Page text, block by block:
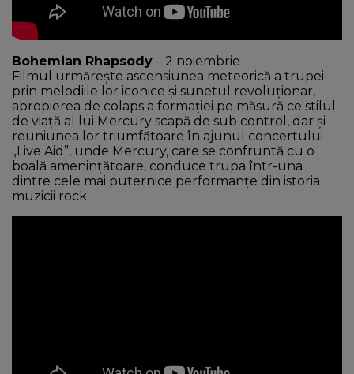
Bohemian Rhapsody – 2 noiembrie
Filmul urmărește ascensiunea meteorică a trupei
prin melodiile lor iconice și sunetul revoluționar,
apropierea de colaps a formației pe măsură ce stilul
de viață al lui Mercury scapă de sub control, dar și
reuniunea lor triumfătoare în ajunul concertului
„Live Aid”, unde Mercury, care se confruntă cu o
boală amenințătoare, conduce trupa într-una
dintre cele mai puternice performanțe din istoria
muzicii rock.